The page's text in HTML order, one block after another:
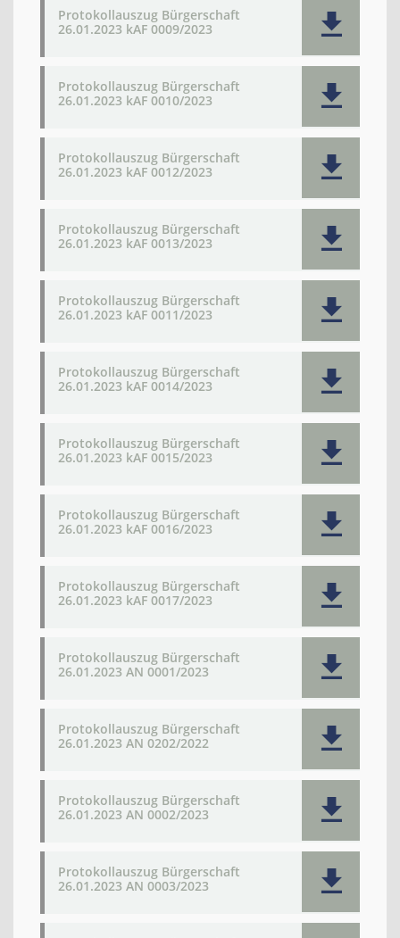
Protokollauszug Bürgerschaft
26.01.2023 kAF 0009/2023
Protokollauszug Bürgerschaft
26.01.2023 kAF 0010/2023
Protokollauszug Bürgerschaft
26.01.2023 kAF 0012/2023
Protokollauszug Bürgerschaft
26.01.2023 kAF 0013/2023
Protokollauszug Bürgerschaft
26.01.2023 kAF 0011/2023
Protokollauszug Bürgerschaft
26.01.2023 kAF 0014/2023
Protokollauszug Bürgerschaft
26.01.2023 kAF 0015/2023
Protokollauszug Bürgerschaft
26.01.2023 kAF 0016/2023
Protokollauszug Bürgerschaft
26.01.2023 kAF 0017/2023
Protokollauszug Bürgerschaft
26.01.2023 AN 0001/2023
Protokollauszug Bürgerschaft
26.01.2023 AN 0202/2022
Protokollauszug Bürgerschaft
26.01.2023 AN 0002/2023
Protokollauszug Bürgerschaft
26.01.2023 AN 0003/2023